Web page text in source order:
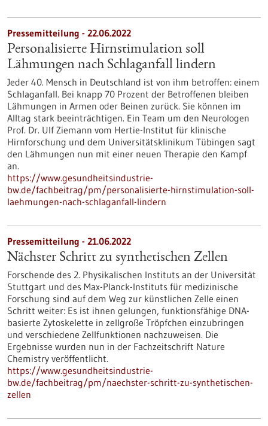
Pressemitteilung - 22.06.2022
Personalisierte Hirnstimulation soll
Lähmungen nach Schlaganfall lindern
Jeder 40. Mensch in Deutschland ist von ihm betroffen: einem
Schlaganfall. Bei knapp 70 Prozent der Betroffenen bleiben
Lähmungen in Armen oder Beinen zurück. Sie können im
Alltag stark beeinträchtigen. Ein Team um den Neurologen
Prof. Dr. Ulf Ziemann vom Hertie-Institut für klinische
Hirnforschung und dem Universitätsklinikum Tübingen sagt
den Lähmungen nun mit einer neuen Therapie den Kampf
an.
https://www.gesundheitsindustrie-
bw.de/fachbeitrag/pm/personalisierte-hirnstimulation-soll-
laehmungen-nach-schlaganfall-lindern
Pressemitteilung - 21.06.2022
Nächster Schritt zu synthetischen Zellen
Forschende des 2. Physikalischen Instituts an der Universität
Stuttgart und des Max-Planck-Instituts für medizinische
Forschung sind auf dem Weg zur künstlichen Zelle einen
Schritt weiter: Es ist ihnen gelungen, funktionsfähige DNA-
basierte Zytoskelette in zellgroße Tröpfchen einzubringen
und verschiedene Zellfunktionen nachzuweisen. Die
Ergebnisse wurden nun in der Fachzeitschrift Nature
Chemistry veröffentlicht.
https://www.gesundheitsindustrie-
bw.de/fachbeitrag/pm/naechster-schritt-zu-synthetischen-
zellen